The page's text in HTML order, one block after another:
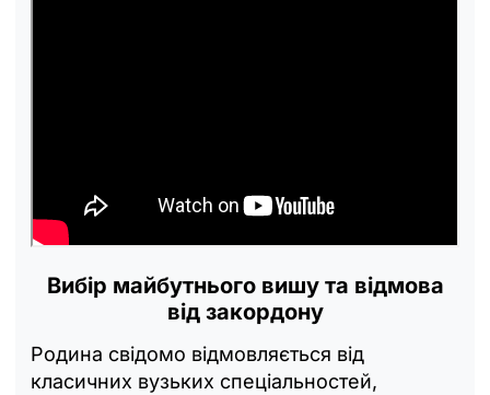
Вибір майбутнього вишу та відмова
від закордону
Родина свідомо відмовляється від
класичних вузьких спеціальностей,